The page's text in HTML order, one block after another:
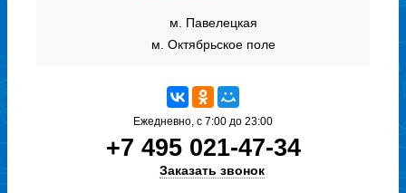
м. Павелецкая
м. Октябрьское поле
Ежедневно, с 7:00 до 23:00
+7 495 021-47-34
Заказать звонок